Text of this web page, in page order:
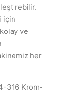
için
ve
her
316 Krom-